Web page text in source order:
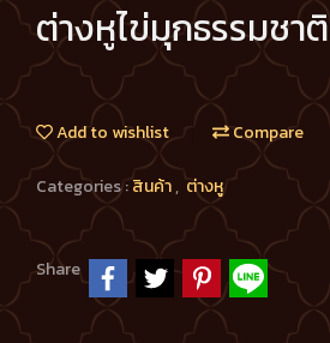
ต่างหูไข่มุกธรรมชาติ
Add to wishlist Compare
Categories :สินค้า, ต่างหู
Share